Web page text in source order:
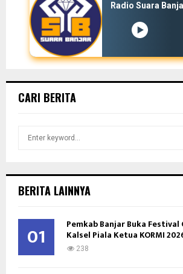
Radio Suara
CARI BERITA
h
o
BERITA LAINNYA
01 Pemkab Banjar Buka
Kalsel Piala Ketua KORMI
238